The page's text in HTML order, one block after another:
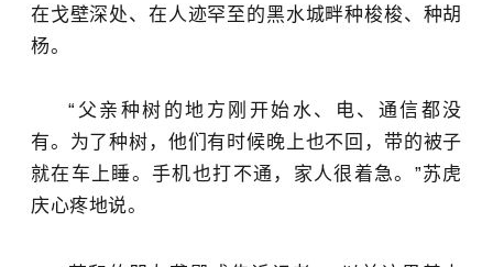
在戈壁深处、在人迹罕至的黑水城畔种梭梭、种胡
杨。
“父亲种树的地方刚开始水、 电、 通信 都没
有。为了种树，他们有时候晚上也不回，带的被子
就在车上睡。手机也打不通，家人很着急。”苏虎
庆心疼地说。